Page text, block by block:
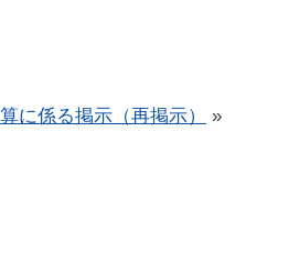
に係る掲示（再掲示） »